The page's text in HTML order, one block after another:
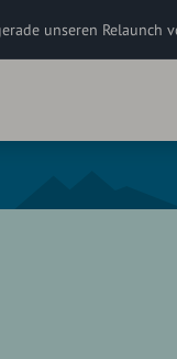
unseren Relaunch